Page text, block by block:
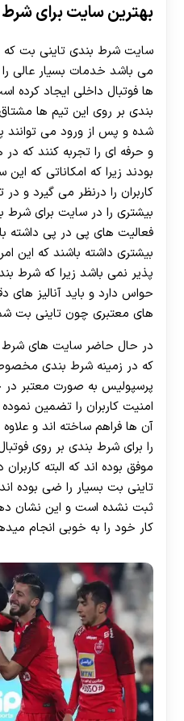
30 تا 50 درصد
بهترین سایت برای
سایت شرط بندی تاینی بت که
می باشد خدمات بسیار عالی
ها فوتبال داخلی ایجاد کرده
بندی بر روی این تیم ها
شده و پس از ورود می توانند
و حرفه ای را تجربه کنند که
بودند زیرا که امکاناتی که
کاربران را درنظر می گیرد و
بیشتری را در سایت برای شرط
فعالیت های پی در پی داشته
بیشتری داشته باشند که این
پذیر نمی باشد زیرا که شرط
حواس دارد و باید آنالیز های
های معتبری چون تاینی بت
در حال حاضر سایت های شرط
که در زمینه شرط بندی
پرسپولیس به صورت معتبر
امنیت کاربران را تضمین
آن ها فراهم ساخته اند و
را برای شرط بندی بر روی
موفق بوده اند که البته
تاینی بت بسیار را ضی بوده
ثبت نشده است و این نشان
کار خود را به خوبی انجام